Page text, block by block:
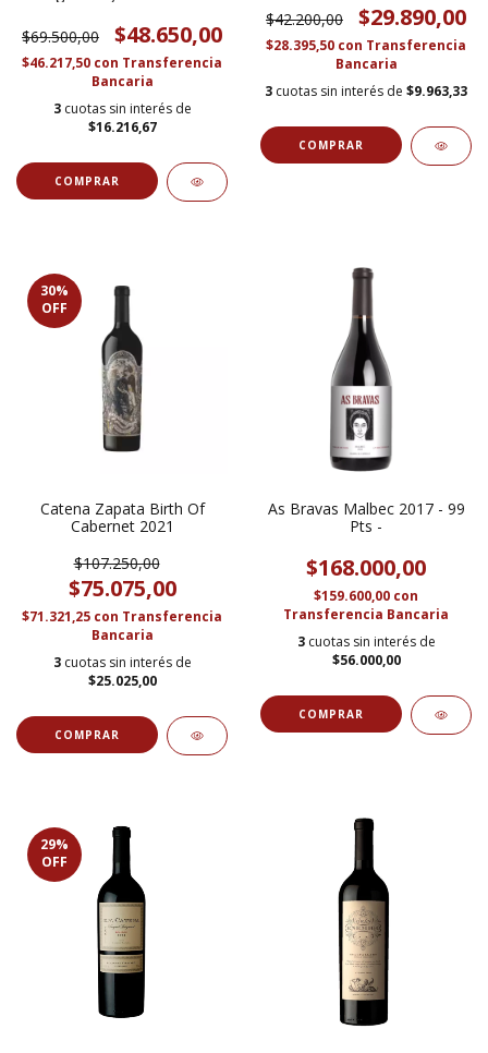
$69.500,00
$48.650,00
$46.217,50 con Transferencia
Bancaria
3 cuotas sin interés de
$16.216,67
$42.200,00 $29.890,00
$28.395,50 con Transferencia
Bancaria
3 cuotas sin interés de $9.963,33
30%
OFF
Catena Zapata Birth Of
Cabernet 2021
$107.250,00
$75.075,00
$71.321,25 con Transferencia
Bancaria
3 cuotas sin interés de
$25.025,00
As Bravas Malbec 2017 - 99
Pts -
$168.000,00
$159.600,00 con
Transferencia Bancaria
3 cuotas sin interés de
$56.000,00
29%
OFF